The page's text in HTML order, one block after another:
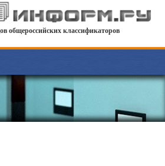
общероссийских классификаторов